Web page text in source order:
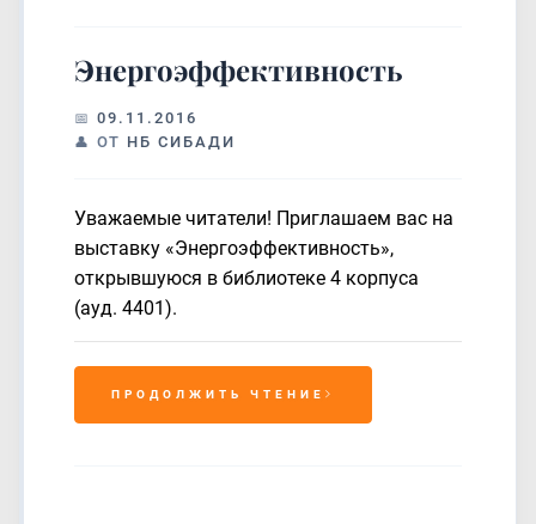
Энергоэффективность
09.11.2016
ОТ НБ СИБАДИ
Уважаемые читатели! Приглашаем вас на
выставку «Энергоэффективность»,
открывшуюся в библиотеке 4 корпуса
(ауд. 4401).
ПРОДОЛЖИТЬ ЧТЕНИЕ